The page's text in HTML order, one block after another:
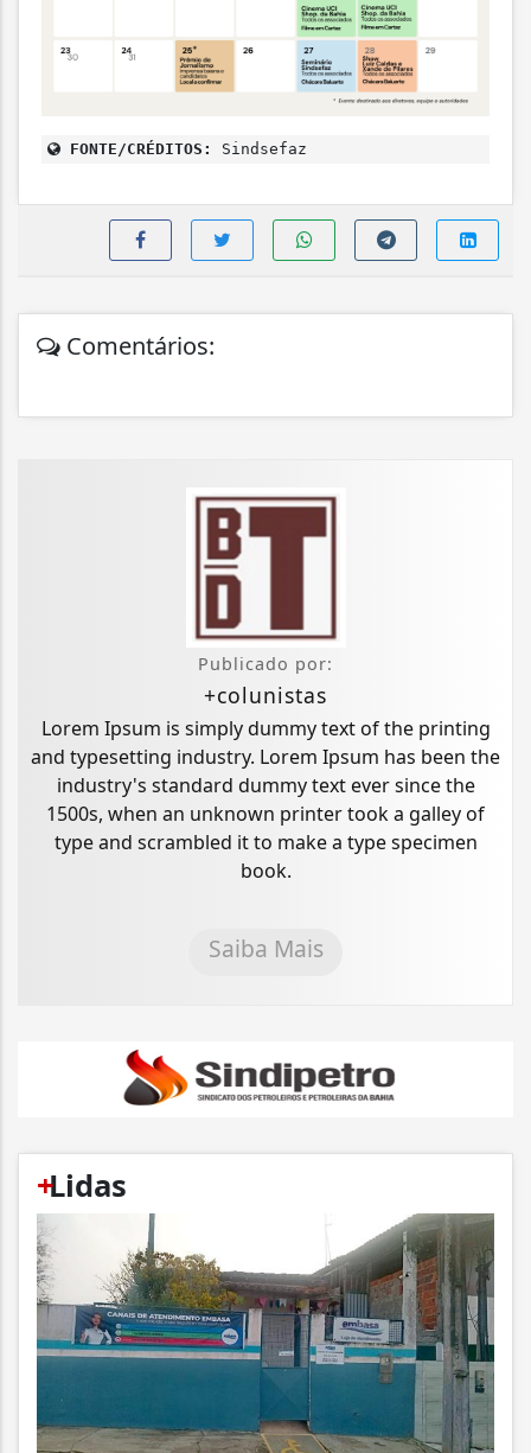
FONTE/CRÉDITOS: Sindsefaz
Comentários:
Publicado por:
+colunistas
Lorem Ipsum is simply dummy text of the printing
and typesetting industry. Lorem Ipsum has been the
industry's standard dummy text ever since the
1500s, when an unknown printer took a galley of
type and scrambled it to make a type specimen
book.
Saiba Mais
+
Lidas